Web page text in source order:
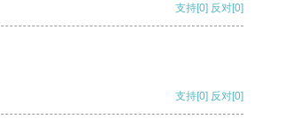
支持[0] 反对[0]
支持[0] 反对[0]